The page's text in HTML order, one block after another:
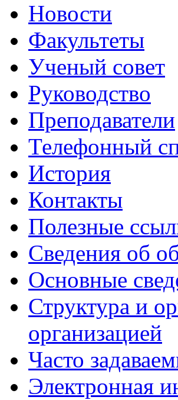
Новости
Факультеты
Ученый совет
Руководство
Преподаватели
Телефонный
История
Контакты
Полезные
Сведения об
Основные
Структура и
организацией
Часто
Электронная